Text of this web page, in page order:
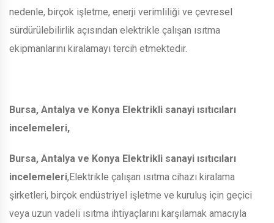
nedenle, birçok işletme, enerji verimliliği ve çevresel
sürdürülebilirlik açısından elektrikle çalışan ısıtma
ekipmanlarını kiralamayı tercih etmektedir.
Bursa, Antalya ve Konya Elektrikli sanayi ısıtıcıları
incelemeleri,
Bursa, Antalya ve Konya Elektrikli sanayi ısıtıcıları
incelemeleri,Elektrikle çalışan ısıtma cihazı kiralama
şirketleri, birçok endüstriyel işletme ve kuruluş için geçici
veya uzun vadeli ısıtma ihtiyaçlarını karşılamak amacıyla